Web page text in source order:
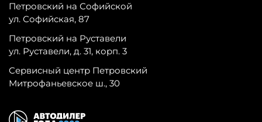
Петровский на Софийской
ул. Софийская, 87
Петровский на Руставели
ул. Руставели, д. 31, корп. 3
Сервисный центр Петровский
Митрофаньевское ш., 30